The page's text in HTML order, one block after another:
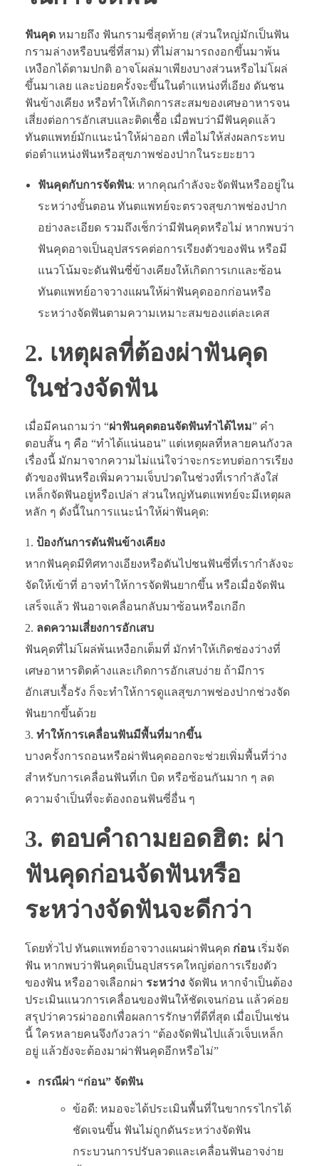
ฟันคุด หมายถึง ฟันกรามซี่สุดท้าย (ส่วนใหญ่มักเป็นฟัน
กรามล่างหรือบนซี่ที่สาม) ที่ไม่สามารถงอกขึ้นมาพ้น
เหงือกได้ตามปกติ อาจโผล่มาเพียงบางส่วนหรือไม่โผล่
ขึ้นมาเลย และบ่อยครั้งจะขึ้นในตำแหน่งที่เอียง ดันชน
ฟันข้างเคียง หรือทำให้เกิดการสะสมของเศษอาหารจน
เสี่ยงต่อการอักเสบและติดเชื้อ เมื่อพบว่ามีฟันคุดแล้ว
ทันตแพทย์มักแนะนำให้ผ่าออก เพื่อไม่ให้ส่งผลกระทบ
ต่อตำแหน่งฟันหรือสุขภาพช่องปากในระยะยาว
ฟันคุดกับการจัดฟัน: หากคุณกำลังจะจัดฟันหรืออยู่ใน
ระหว่างขั้นตอน ทันตแพทย์จะตรวจสุขภาพช่องปาก
อย่างละเอียด รวมถึงเช็กว่ามีฟันคุดหรือไม่ หากพบว่า
ฟันคุดอาจเป็นอุปสรรคต่อการเรียงตัวของฟัน หรือมี
แนวโน้มจะดันฟันซี่ข้างเคียงให้เกิดการเกและซ้อน
ทันตแพทย์อาจวางแผนให้ผ่าฟันคุดออกก่อนหรือ
ระหว่างจัดฟันตามความเหมาะสมของแต่ละเคส
2. เหตุผลที่ต้องผ่าฟันคุด
ในช่วงจัดฟัน
เมื่อมีคนถามว่า “ผ่าฟันคุดตอนจัดฟันทำได้ไหม” คำ
ตอบสั้น ๆ คือ “ทำได้แน่นอน” แต่เหตุผลที่หลายคนกังวล
เรื่องนี้ มักมาจากความไม่แน่ใจว่าจะกระทบต่อการเรียง
ตัวของฟันหรือเพิ่มความเจ็บปวดในช่วงที่เรากำลังใส่
เหล็กจัดฟันอยู่หรือเปล่า ส่วนใหญ่ทันตแพทย์จะมีเหตุผล
หลัก ๆ ดังนี้ในการแนะนำให้ผ่าฟันคุด:
ป้องกันการดันฟันข้างเคียง
หากฟันคุดมีทิศทางเอียงหรือดันไปชนฟันซี่ที่เรากำลังจะ
จัดให้เข้าที่ อาจทำให้การจัดฟันยากขึ้น หรือเมื่อจัดฟัน
เสร็จแล้ว ฟันอาจเคลื่อนกลับมาซ้อนหรือเกอีก
ลดความเสี่ยงการอักเสบ
ฟันคุดที่ไม่โผล่พ้นเหงือกเต็มที่ มักทำให้เกิดช่องว่างที่
เศษอาหารติดค้างและเกิดการอักเสบง่าย ถ้ามีการ
อักเสบเรื้อรัง ก็จะทำให้การดูแลสุขภาพช่องปากช่วงจัด
ฟันยากขึ้นด้วย
ทำให้การเคลื่อนฟันมีพื้นที่มากขึ้น
บางครั้งการถอนหรือผ่าฟันคุดออกจะช่วยเพิ่มพื้นที่ว่าง
สำหรับการเคลื่อนฟันที่เก บิด หรือซ้อนกันมาก ๆ ลด
ความจำเป็นที่จะต้องถอนฟันซี่อื่น ๆ
3. ตอบคำถามยอดฮิต: ผ่า
ฟันคุดก่อนจัดฟันหรือ
ระหว่างจัดฟันจะดีกว่า
โดยทั่วไป ทันตแพทย์อาจวางแผนผ่าฟันคุด ก่อนเริ่มจัด
ฟัน หากพบว่าฟันคุดเป็นอุปสรรคใหญ่ต่อการเรียงตัว
ของฟัน หรืออาจเลือกผ่า ระหว่าง จัดฟัน หากจำเป็นต้อง
ประเมินแนวการเคลื่อนของฟันให้ชัดเจนก่อน แล้วค่อย
สรุปว่าควรผ่าออกเพื่อผลการรักษาที่ดีที่สุด เมื่อเป็นเช่น
นี้ ใครหลายคนจึงกังวลว่า “ต้องจัดฟันไปแล้วเจ็บเหล็ก
อยู่ แล้วยังจะต้องมาผ่าฟันคุดอีกหรือไม่”
กรณีผ่า “ก่อน” จัดฟัน
ข้อดี: หมอจะได้ประเมินพื้นที่ในขากรรไกรได้
ชัดเจนขึ้น ฟันไม่ถูกดันระหว่างจัดฟัน
กระบวนการปรับลวดและเคลื่อนฟันอาจง่าย